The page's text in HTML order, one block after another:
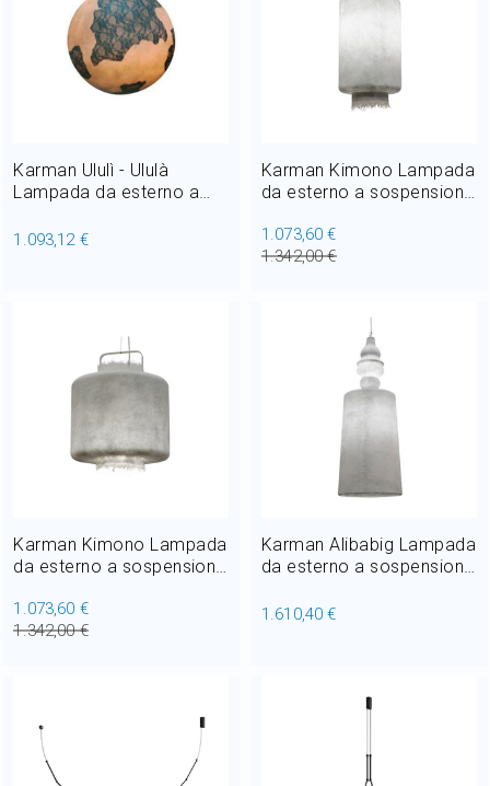
Karman Ululì - Ululà
Lampada da esterno a
vetroresina 1xE27
1.093,12 €
Karman Kimono Lampada
da esterno a sospensione
cm
1.073,60 €
1.342,00 €
Karman Kimono Lampada
da esterno a sospensione
cm
1.073,60 €
1.342,00 €
Karman Alibabig Lampada
da esterno a sospensione
1.610,40 €